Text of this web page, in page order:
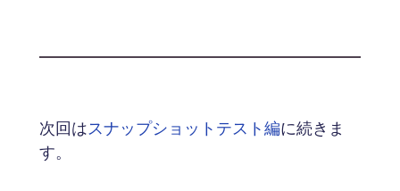
次回はスナップショットテスト編に続きま
す。